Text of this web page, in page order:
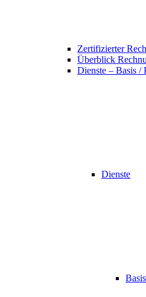
Zertifizierter
Überblick
Dienste – Basis /
Dienste
Basis